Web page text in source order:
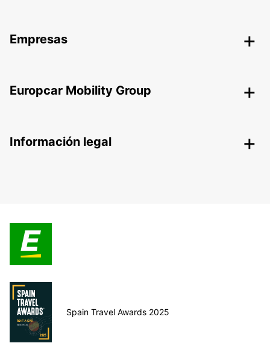
Empresas
Europcar Mobility Group
Información legal
Spain Travel Awards 2025